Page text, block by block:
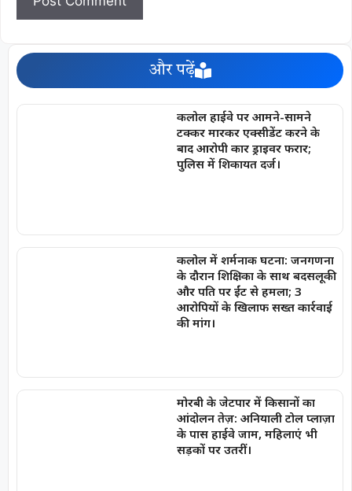
और पढ़ें
कलोल हाईवे पर आमने-सामने
टक्कर मारकर एक्सीडेंट करने के
बाद आरोपी कार ड्राइवर फरार;
पुलिस में शिकायत दर्ज।
कलोल में शर्मनाक घटना: जनगणना
के दौरान शिक्षिका के साथ बदसलूकी
और पति पर ईंट से हमला; 3
आरोपियों के खिलाफ सख्त कार्रवाई
की मांग।
मोरबी के जेटपार में किसानों का
आंदोलन तेज़: अनियाली टोल प्लाज़ा
के पास हाईवे जाम, महिलाएं भी
सड़कों पर उतरीं।